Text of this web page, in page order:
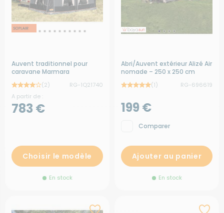
Auvent traditionnel pour
caravane Marmara
(2)
RG-1Q21740
A partir de :
783 €
Choisir le modèle
En stock
Abri/Auvent extérieur Alizé Air
nomade – 250 x 250 cm
(1) RG-696619
199 €
Comparer
Ajouter au panier
En stock